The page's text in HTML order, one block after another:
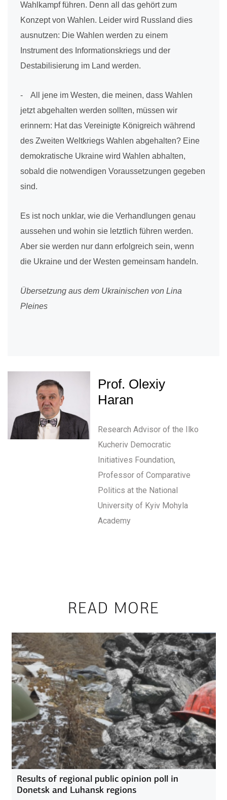
Prof. Olexiy
Haran
Research Advisor of the Ilko
Kucheriv Democratic
Initiatives Foundation,
Professor of Comparative
Politics at the National
University of Kyiv Mohyla
Academy
Wahlkampf führen. Denn all das gehört zum
Konzept von Wahlen. Leider wird Russland dies
ausnutzen: Die Wahlen werden zu einem
Instrument des Informationskriegs und der
Destabilisierung im Land werden.
- All jene im Westen, die meinen, dass Wahlen
jetzt abgehalten werden sollten, müssen wir
erinnern: Hat das Vereinigte Königreich während
des Zweiten Weltkriegs Wahlen abgehalten? Eine
demokratische Ukraine wird Wahlen abhalten,
sobald die notwendigen Voraussetzungen gegeben
sind.
Es ist noch unklar, wie die Verhandlungen genau
aussehen und wohin sie letztlich führen werden.
Aber sie werden nur dann erfolgreich sein, wenn
die Ukraine und der Westen gemeinsam handeln.
Übersetzung aus dem Ukrainischen von Lina
Pleines
READ MORE
Results of regional public opinion poll in
Donetsk and Luhansk regions